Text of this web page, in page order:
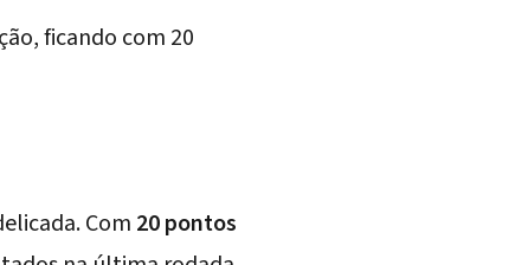
ficando com 20
Com 20 pontos